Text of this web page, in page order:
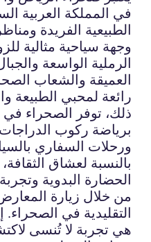
في المملكة العربية
الطبيعية الفريدة
وجهة سياحية مثالية
الرملية الواسعة
العميقة والشعاب
رائعة لمحبي الطبيعة
ذلك، توفر الصحراء
برياضة ركوب الدراجات
ورحلات السفاري
بالنسبة لعشاق
الحضارة البدوية وتجربة
من خلال زيارة
التقليدية في
هي تجربة لا تُنسى